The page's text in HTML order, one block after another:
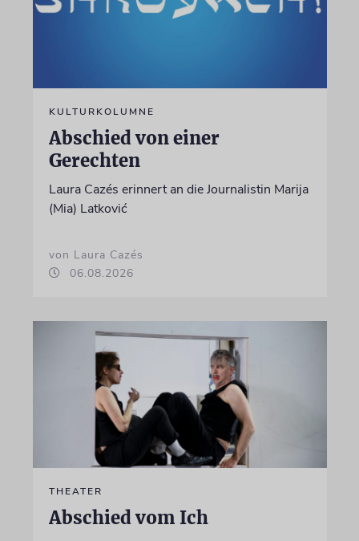
KULTURKOLUMNE
Abschied von einer
Gerechten
Laura Cazés erinnert an die Journalistin Marija
(Mia) Latković
von Laura Cazés
06.08.2026
THEATER
Abschied vom Ich